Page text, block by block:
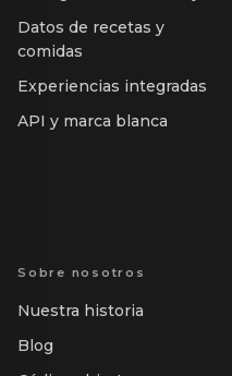
Datos de recetas y
comidas
Experiencias integradas
API y marca blanca
Sobre nosotros
Nuestra historia
Blog